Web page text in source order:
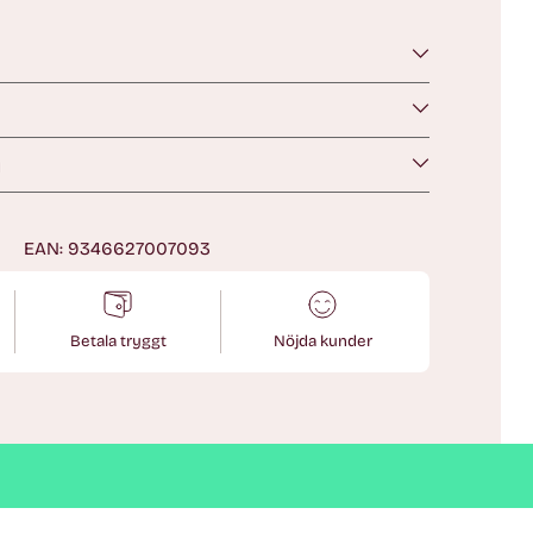
EAN: 9346627007093
Betala tryggt Nöjda kunder